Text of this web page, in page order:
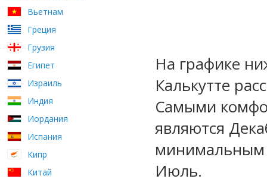
Вьетнам
Греция
Грузия
Египет
Израиль
Индия
Иордания
Испания
Кипр
Китай
На графике
Калькутте
Самыми
являются
минимальным
Июль.